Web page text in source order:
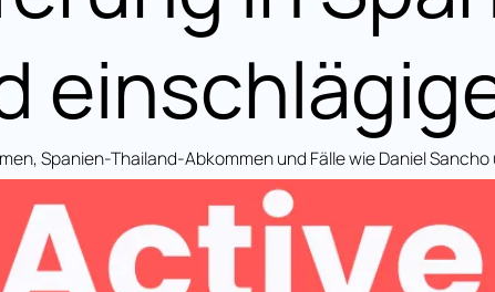
Spanien-Thailand-Abkommen und Fälle wie Daniel Sancho